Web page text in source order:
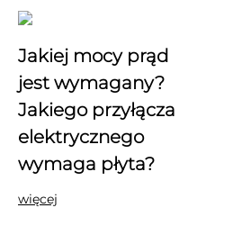
Jakiej mocy prąd
jest wymagany?
Jakiego przyłącza
elektrycznego
wymaga płyta?
więcej